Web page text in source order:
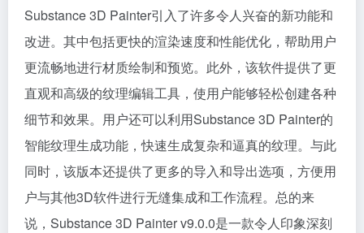
Substance 3D Painter引入了许多令人兴奋的新功能和
改进。其中包括更快的渲染速度和性能优化，帮助用户
更流畅地进行材质绘制和预览。此外，该软件提供了更
直观和高级的纹理编辑工具，使用户能够轻松创建各种
细节和效果。用户还可以利用Substance 3D Painter的
智能纹理生成功能，快速生成复杂和逼真的纹理。与此
同时，该版本还提供了更多的导入和导出选项，方便用
户与其他3D软件进行无缝集成和工作流程。总的来
说，Substance 3D Painter v9.0.0是一款令人印象深刻